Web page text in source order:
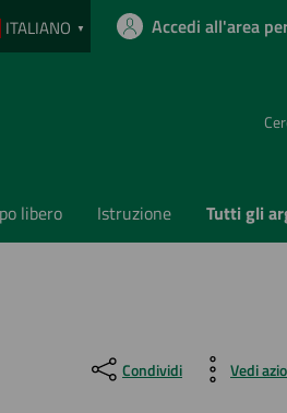
ITALIANO ▼ Accedi all'area
libero Istruzione Tutti gli
Condividi Vedi